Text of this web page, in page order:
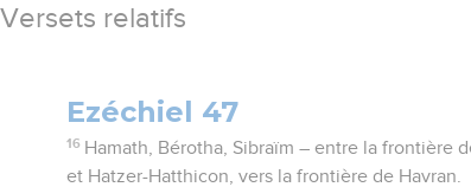
Versets relatifs
Ezéchiel 47
16 Hamath, Bérotha, Sibraïm – entre la frontière
et Hatzer-Hatthicon, vers la frontière de Havran.